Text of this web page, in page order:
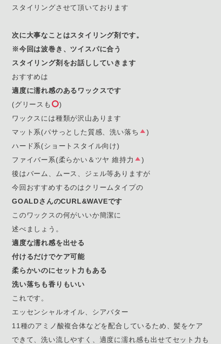
スタイリングさせて頂いております
次に大事なことはスタイリング剤です。
※今回は波巻き、ツイスパに合う
スタイリング剤をお話ししていきます
おすすめは
適度に濡れ感のあるワックスです
(グリースも
)
ワックスには種類が沢山あります
マット系(パサっとした質感、洗い落ち
)
ハード系(ショートスタイル向け)
ファイバー系(柔らかい＆ツヤ 維持力
)
後はバーム、ムース、ジェル等ありますが
今回おすすめするのはクリームタイプの
GOALDさんのCURL&WAVEです
このワックスの何がいいか簡潔に
述べましょう。
適度な濡れ感を出せる
付けるだけでケア可能
柔らかいのにセット力もある
洗い落ちも香りもいい
これです。
エッセンシャルオイル、シアバター
11種のアミノ酸複合体などを配合しているため、髪をケア
できて、洗い流しやすく、適度に濡れ感も出せてセット力も